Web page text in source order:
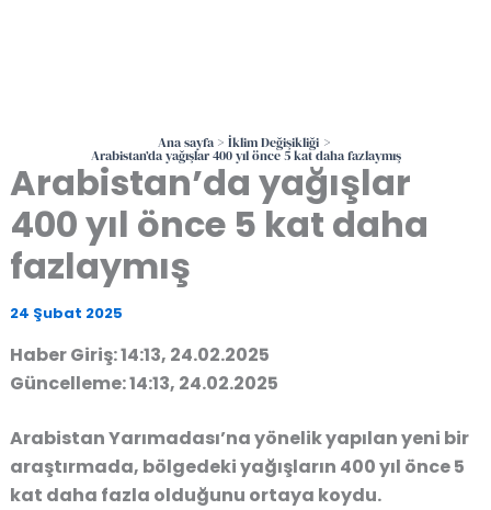
Ana sayfa İklim Değişikliği
Arabistan’da yağışlar 400 yıl önce 5 kat daha fazlaymış
Arabistan’da yağışlar
400 yıl önce 5 kat daha
fazlaymış
24 Şubat 2025
Haber Giriş: 14:13, 24.02.2025
Güncelleme: 14:13, 24.02.2025
Arabistan Yarımadası’na yönelik yapılan yeni bir
araştırmada, bölgedeki yağışların 400 yıl önce 5
kat daha fazla olduğunu ortaya koydu.